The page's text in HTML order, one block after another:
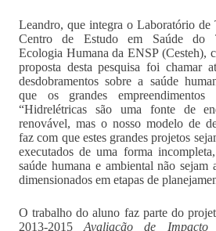
Leandro, que integra o Laboratório de
Centro de Estudo em Saúde do
Ecologia Humana da ENSP (Cesteh),
proposta desta pesquisa foi chamar
desdobramentos sobre a saúde
que os grandes empreendimentos
“Hidrelétricas são uma fonte de
renovável, mas o nosso modelo de
faz com que estes grandes projetos
executados de uma forma
saúde humana e ambiental não sejam
dimensionados em etapas de
O trabalho do aluno faz parte do
2013-2015Avaliação de